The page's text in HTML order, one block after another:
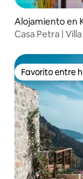
Alojamiento en
Casa Petra |
Favorito entre
Favorito entre